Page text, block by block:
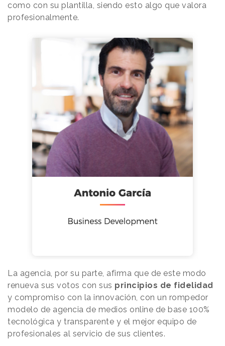
como con su plantilla, siendo esto algo que valora
profesionalmente.
La agencia, por su parte, afirma que de este modo
renueva sus votos con sus principios de fidelidad
y compromiso con la innovación, con un rompedor
modelo de agencia de medios online de base 100%
tecnológica y transparente y el mejor equipo de
profesionales al servicio de sus clientes.